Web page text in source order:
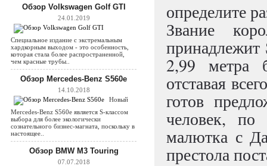
Обзор Volkswagen Golf GTI
24.01.2019
Специальное издание с экстремальным
хардкорным выходом - это особенность,
которая стала более распространенной,
чем красные трубы..
Обзор Mercedes-Benz S560e
14.10.2018
Новый
Mercedes-Benz S560e является S-классом
выбора для более экологически
сознательного бизнес-магната, поскольку в
настоящее..
Обзор BMW M3 Touring
07.07.2018
определите
Звание
принадлежит
2,99 метра
отставая
готов
человек,
малютка с
престола